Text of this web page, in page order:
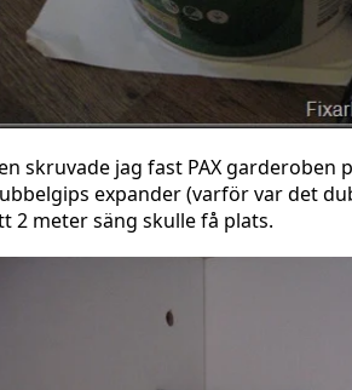
skruvade jag fast PAX garderoben
expander (varför var det
2 meter säng skulle få plats.